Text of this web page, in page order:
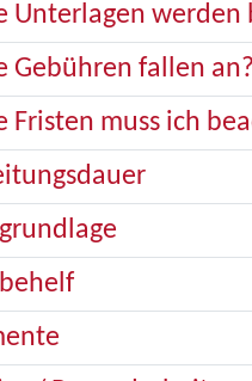
Unterlagen werden
Gebühren fallen an?
Fristen muss ich